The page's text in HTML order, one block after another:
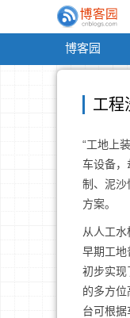
博客园
工程
“工地上
车设备，
制、泥沙
方案。
从人工
早期工地
初步实现
的多方
台可根